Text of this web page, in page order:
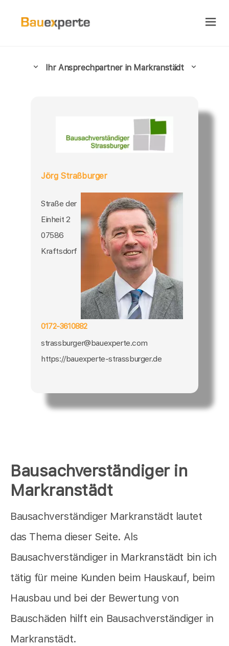
Bausachverständiger in
Markranstädt
Bausachverständiger Markranstädt lautet
das Thema dieser Seite. Als
Bausachverständiger in Markranstädt bin ich
tätig für meine Kunden beim Hauskauf, beim
Hausbau und bei der Bewertung von
Bauschäden hilft ein Bausachverständiger in
Markranstädt.
Ihr Ansprechpartner in Markranstädt
Jörg Straßburger
Straße der
Einheit 2
07586
Kraftsdorf
0172-3610882
strassburger@bauexperte.com
https://bauexperte-strassburger.de